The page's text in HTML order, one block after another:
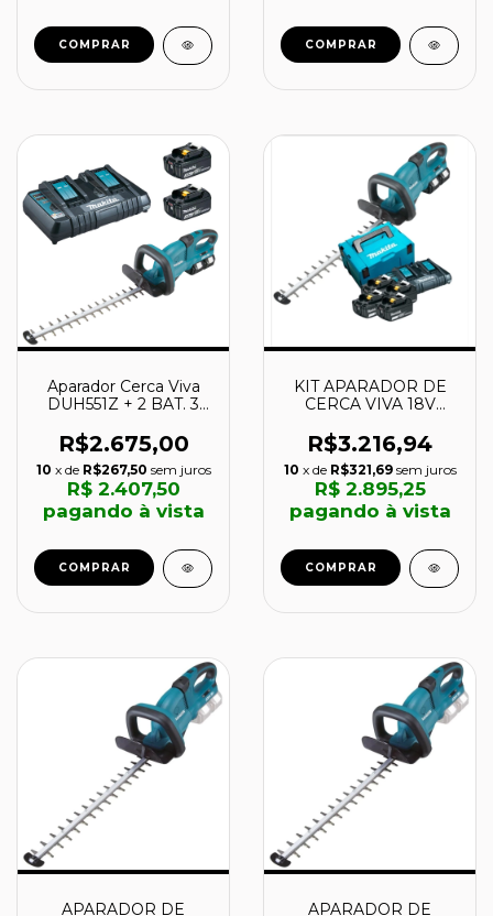
COMPRAR
Aparador Cerca Viva
DUH551Z + 2 BAT. 3
Makita
R$2.675,00
10 x de R$267,50 sem juros
R$ 2.407,50
pagando à vista
KIT APARADOR DE
CERCA VIVA 18V
BATERIAS 5Ah
CARREGADOR E
MALETA - DUH551Z-
KIT - MAKITA
R$3.216,94
10 x de R$321,69 sem juros
R$ 2.895,25
pagando à vista
COMPRAR
APARADOR DE
APARADOR DE